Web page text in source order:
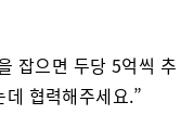
잡으면 두당 5억씩 추
협력해주세요.”